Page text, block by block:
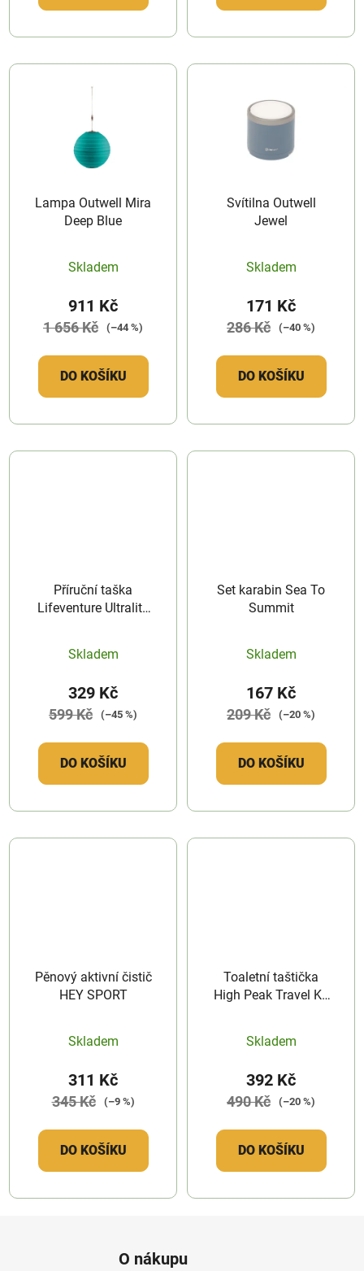
Lampa Outwell Mira
Deep Blue
Skladem
911 Kč
1 656 Kč (–44 %)
DO KOŠÍKU
Svítilna Outwell
Jewel
Skladem
171 Kč
286 Kč (–40 %)
DO KOŠÍKU
Příruční taška
Lifeventure Ultralite
Skladem
329 Kč
599 Kč (–45 %)
DO KOŠÍKU
Set karabin Sea To
Summit
Skladem
167 Kč
209 Kč (–20 %)
DO KOŠÍKU
Pěnový aktivní čistič
HEY SPORT
Skladem
311 Kč
345 Kč (–9 %)
DO KOŠÍKU
Toaletní taštička
High Peak Travel Kit
Skladem
392 Kč
490 Kč (–20 %)
DO KOŠÍKU
O nákupu